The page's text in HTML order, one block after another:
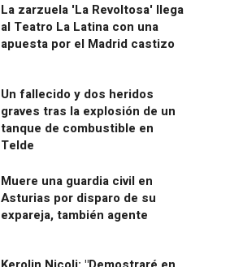
La zarzuela 'La Revoltosa' llega
al Teatro La Latina con una
apuesta por el Madrid castizo
Un fallecido y dos heridos
graves tras la explosión de un
tanque de combustible en
Telde
Muere una guardia civil en
Asturias por disparo de su
expareja, también agente